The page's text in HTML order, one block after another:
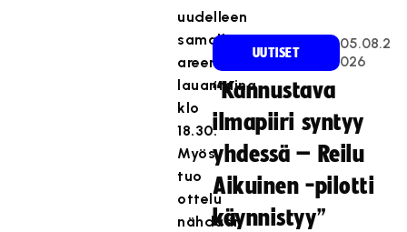
uudelleen
samalla
areenalla
lauantaina
klo
18.30.
Myös
tuo
ottelu
nähdään
UUTISET
05.08.2
026
“Kannustava
ilmapiiri syntyy
yhdessä – Reilu
Aikuinen -pilotti
käynnistyy”